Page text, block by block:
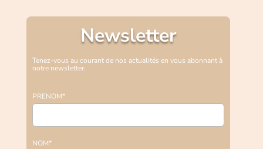
Newsletter
Tenez-vous au courant de nos actualités en vous abonnant à
notre newsletter.
PRENOM*
NOM*